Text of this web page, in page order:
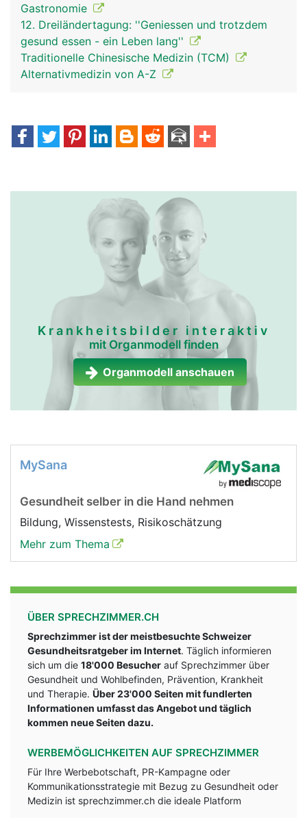
Gastronomie
12. Dreiländertagung: ''Geniessen und trotzdem
gesund essen - ein Leben lang''
Traditionelle Chinesische Medizin (TCM)
Alternativmedizin von A-Z
Krankheitsbilder interaktiv
mit Organmodell finden
Organmodell anschauen
MySana
Gesundheit selber in die Hand nehmen
Bildung, Wissenstests, Risikoschätzung
Mehr zum Thema
ÜBER SPRECHZIMMER.CH
Sprechzimmer ist der meistbesuchte Schweizer
Gesundheitsratgeber im Internet. Täglich informieren
sich um die 18'000 Besucher auf Sprechzimmer über
Gesundheit und Wohlbefinden, Prävention, Krankheit
und Therapie. Über 23'000 Seiten mit fundlerten
Informationen umfasst das Angebot und täglich
kommen neue Seiten dazu.
WERBEMÖGLICHKEITEN AUF SPRECHZIMMER
Für Ihre Werbebotschaft, PR-Kampagne oder
Kommunikationsstrategie mit Bezug zu Gesundheit oder
Medizin ist sprechzimmer.ch die ideale Platform